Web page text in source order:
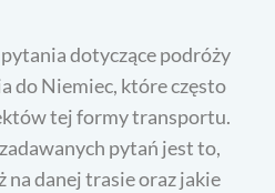
dotyczące podróży
do Niemiec, które często
tej formy transportu.
pytań jest to,
na danej trasie oraz jakie